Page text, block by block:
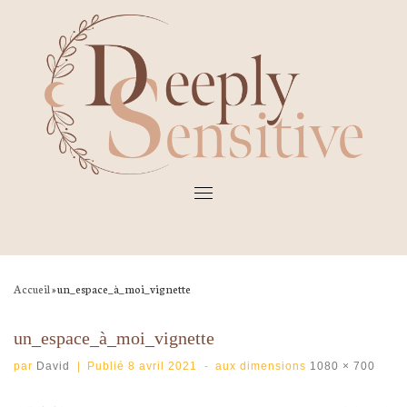
Accueil»un_espace_à_moi_vignette
un_espace_à_moi_vignette
par David | Publié8 avril 2021 - aux dimensions 1080 × 700